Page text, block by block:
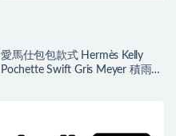
愛馬仕包包款式 Hermès Kelly
Pochette Swift Gris Meyer 積雨雲